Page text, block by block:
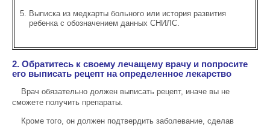
Выписка из медкарты больного или история развития
ребенка с обозначением данных СНИЛС.
2. Обратитесь к своему лечащему врачу и попросите
его выписать рецепт на определенное лекарство
Врач обязательно должен выписать рецепт, иначе вы не
сможете получить препараты.
Кроме того, он должен подтвердить заболевание, сделав